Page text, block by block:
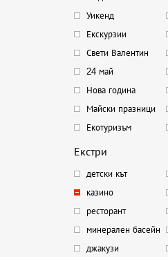
Уикенд
Екскурзии
Свети Валентин
24 май
Нова година
Майски празници
Екотуризъм
Екстри
детски кът
казино
ресторант
минерален басейн
джакузи